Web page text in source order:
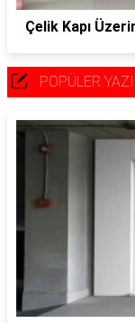
Çelik Kapı
POPÜLER